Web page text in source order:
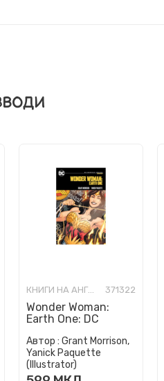
КНИГИ НА АНГЛИСКИ ЈАЗИК 371322
Wonder Woman:
Earth One: DC
Edition
Автор : Grant Morrison,
Yanick Paquette
(Illustrator)